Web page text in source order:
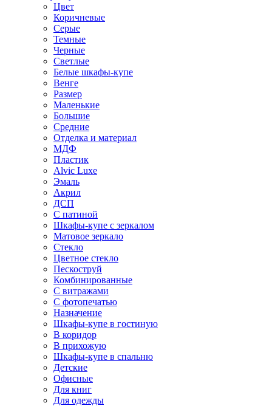
Цвет
Коричневые
Серые
Темные
Черные
Светлые
Белые шкафы-купе
Венге
Размер
Маленькие
Большие
Средние
Отделка и материал
МДФ
Пластик
Alvic Luxe
Эмаль
Акрил
ДСП
С патиной
Шкафы-купе с зеркалом
Матовое зеркало
Стекло
Цветное стекло
Пескоструй
Комбинированные
С витражами
С фотопечатью
Назначение
Шкафы-купе в гостиную
В коридор
В прихожую
Шкафы-купе в спальню
Детские
Офисные
Для книг
Для одежды